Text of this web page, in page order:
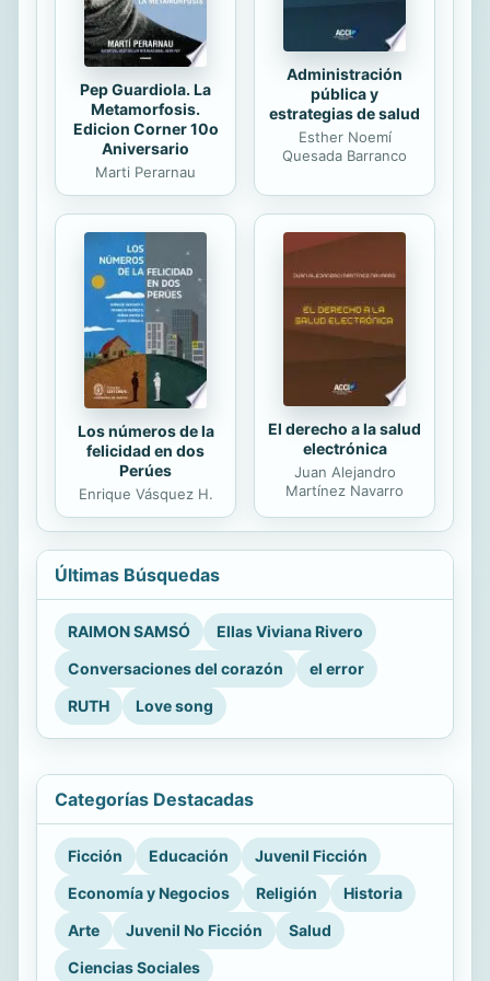
Pep Guardiola. La
Metamorfosis.
Edicion Corner 10o
Aniversario
Marti Perarnau
Administración
pública y
estrategias de salud
Esther Noemí
Quesada Barranco
Los números de la
felicidad en dos
Perúes
Enrique Vásquez H.
El derecho a la salud
electrónica
Juan Alejandro
Martínez Navarro
Últimas Búsquedas
RAIMON SAMSÓ
Ellas Viviana Rivero
Conversaciones del corazón
el error
RUTH
Love song
Categorías Destacadas
Ficción Educación
Juvenil Ficción
Economía y Negocios
Religión
Historia
Arte
Juvenil No Ficción
Salud
Ciencias Sociales